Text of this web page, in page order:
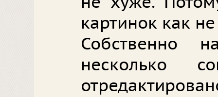
картинок как
Собственно
несколько